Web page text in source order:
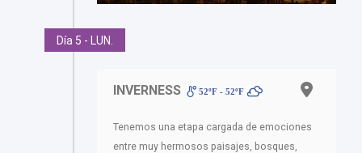
Día 5 - LUN.
INVERNESS 52ºF - 52ºF
Tenemos una etapa cargada de emociones
entre muy hermosos paisajes, bosques,